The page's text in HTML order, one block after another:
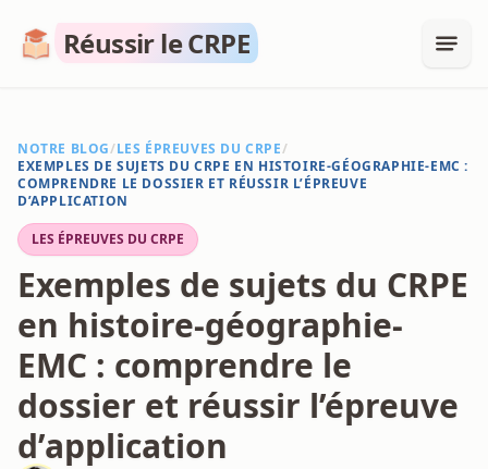
Réussir le CRPE
NOTRE BLOG/LES ÉPREUVES DU CRPE/
EXEMPLES DE SUJETS DU CRPE EN HISTOIRE-GÉOGRAPHIE-EMC :
COMPRENDRE LE DOSSIER ET RÉUSSIR L’ÉPREUVE
D’APPLICATION
LES ÉPREUVES DU CRPE
Exemples de sujets du CRPE
en histoire-géographie-
EMC : comprendre le
dossier et réussir l’épreuve
d’application